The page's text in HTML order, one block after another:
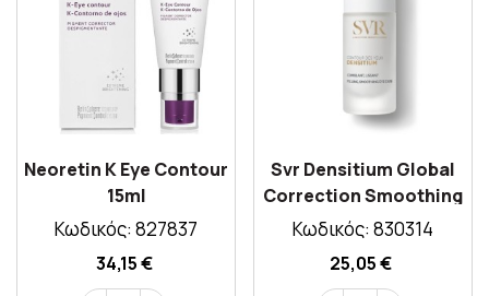
Neoretin K Eye Contour
15ml
Κωδικός: 827837
34,15 €
Svr Densitium Global
Correction Smoothing
Filling Eye Care 15ml
Κωδικός: 830314
25,05 €